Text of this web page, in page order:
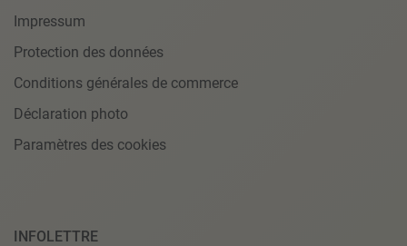
Impressum
Protection des données
Conditions générales de commerce
Déclaration photo
Paramètres des cookies
INFOLETTRE